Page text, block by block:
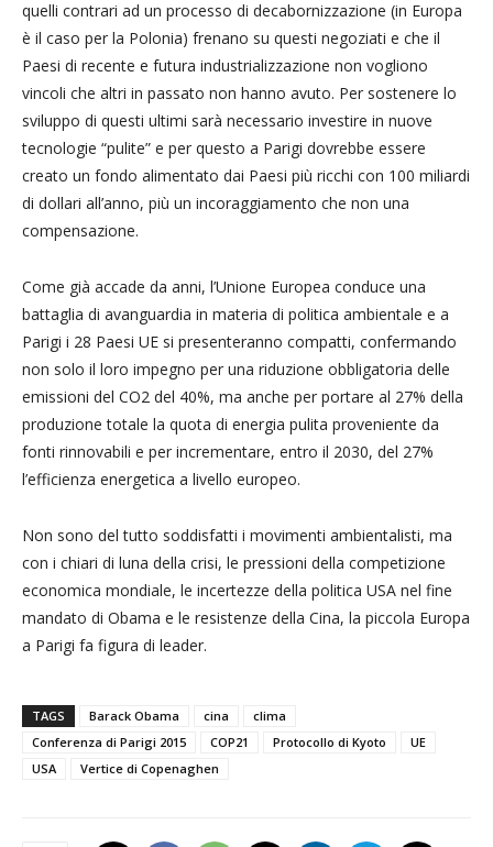
quelli contrari ad un processo di decabornizzazione (in Europa
è il caso per la Polonia) frenano su questi negoziati e che il
Paesi di recente e futura industrializzazione non vogliono
vincoli che altri in passato non hanno avuto. Per sostenere lo
sviluppo di questi ultimi sarà necessario investire in nuove
tecnologie “pulite” e per questo a Parigi dovrebbe essere
creato un fondo alimentato dai Paesi più ricchi con 100 miliardi
di dollari all’anno, più un incoraggiamento che non una
compensazione.
Come già accade da anni, l’Unione Europea conduce una
battaglia di avanguardia in materia di politica ambientale e a
Parigi i 28 Paesi UE si presenteranno compatti, confermando
non solo il loro impegno per una riduzione obbligatoria delle
emissioni del CO2 del 40%, ma anche per portare al 27% della
produzione totale la quota di energia pulita proveniente da
fonti rinnovabili e per incrementare, entro il 2030, del 27%
l’efficienza energetica a livello europeo.
Non sono del tutto soddisfatti i movimenti ambientalisti, ma
con i chiari di luna della crisi, le pressioni della competizione
economica mondiale, le incertezze della politica USA nel fine
mandato di Obama e le resistenze della Cina, la piccola Europa
a Parigi fa figura di leader.
TAGS Barack Obama cina
clima
Conferenza di Parigi 2015
COP21 Protocollo di Kyoto
UE
USA
Vertice di Copenaghen